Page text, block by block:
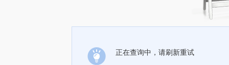
正在查询中，请刷新重试